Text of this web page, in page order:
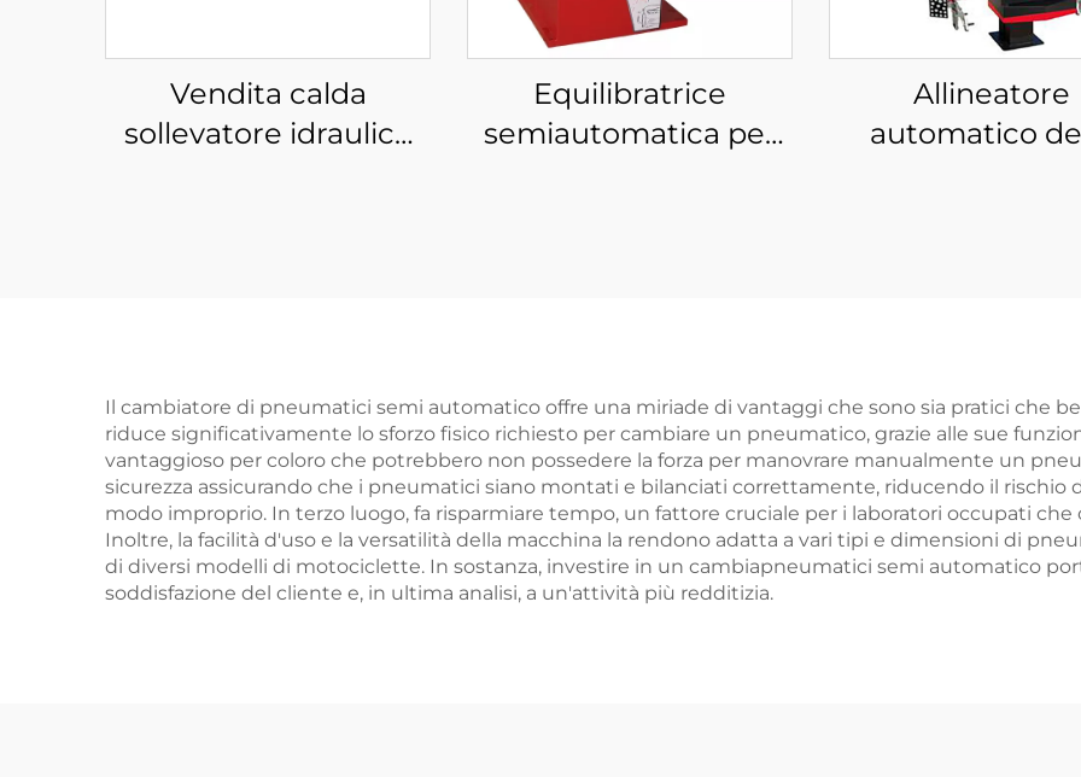
Vendita calda
sollevatore idraulico
Equilibratrice
semiautomatica per
Allineatore
automatico
Il cambiatore di pneumatici semi automatico offre una miriade di vantaggi che sono sia pratici che
riduce significativamente lo sforzo fisico richiesto per cambiare un pneumatico, grazie alle sue
vantaggioso per coloro che potrebbero non possedere la forza per manovrare manualmente un
sicurezza assicurando che i pneumatici siano montati e bilanciati correttamente, riducendo il
modo improprio. In terzo luogo, fa risparmiare tempo, un fattore cruciale per i laboratori occupati
Inoltre, la facilità d'uso e la versatilità della macchina la rendono adatta a vari tipi e dimensioni di
di diversi modelli di motociclette. In sostanza, investire in un cambiapneumatici semi automatico
soddisfazione del cliente e, in ultima analisi, a un'attività più redditizia.